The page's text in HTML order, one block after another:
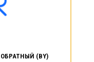
ОБРАТНЫЙ (BY)